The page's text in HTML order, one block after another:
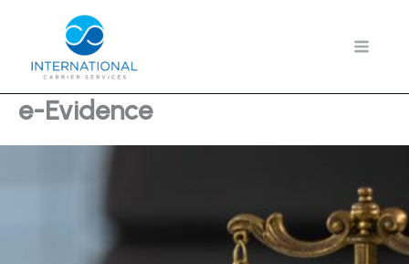
e-Evidence